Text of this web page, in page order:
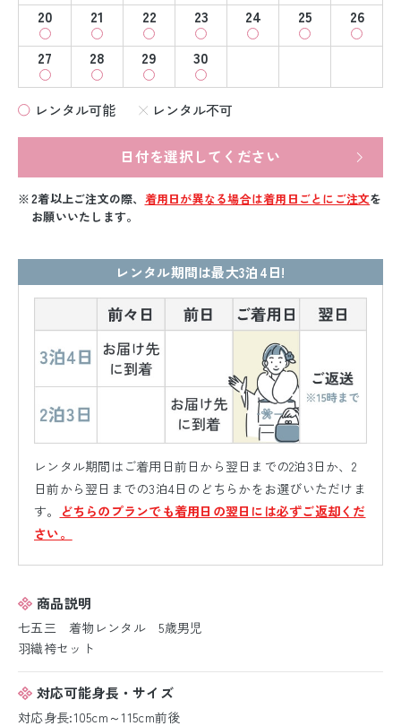
20
21 22 23 24 25
26
27
28 29 30
レンタル可能 レンタル不可
日付を選択してください
2着以上ご注文の際、 着用日が異なる場合は着用日ごとにご注文を
お願いいたします。
レンタル期間は最大3泊4日!
レンタル期間はご着用日前日から翌日までの2泊3日か、2
日前から翌日までの3泊4日のどちらかをお選びいただけま
す。
どちらのプランでも着用日の翌日には必ずご返却くだ
さい。
商品説明
七五三 着物レンタル 5歳男児
羽織袴セット
対応可能身長・サイズ
対応身長:105cm～115cm前後